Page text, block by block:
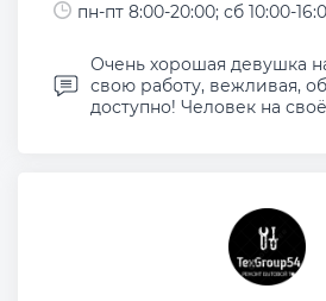
пн-пт 8:00-20:00; сб 10:00-
Очень хорошая девушка
свою работу, вежливая,
доступно! Человек на